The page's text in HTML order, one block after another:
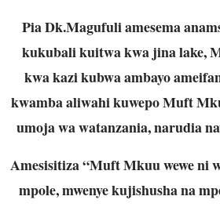
Pia Dk.Magufuli amesema
kukubali kuitwa kwa jina lake,
kwa kazi kubwa ambayo
kwamba aliwahi kuwepo Muft
umoja wa watanzania, narudia
Amesisitiza “Muft Mkuu wewe ni
mpole, mwenye kujishusha na